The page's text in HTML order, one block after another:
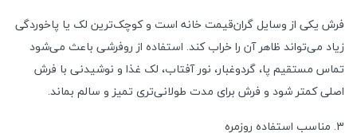
فرش یکی از وسایل گران‌قیمت خانه است و کوچک‌ترین لک یا پاخوردگی
زیاد می‌تواند ظاهر آن را خراب کند. استفاده از روفرشی باعث می‌شود
تماس مستقیم پا، گردوغبار، نور آفتاب، لک غذا و نوشیدنی با فرش
اصلی کمتر شود و فرش برای مدت طولانی‌تری تمیز و سالم بماند.
۳. مناسب استفاده روزمره